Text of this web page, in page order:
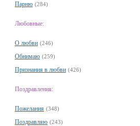
Парню (284)
Любовные:
О любви (246)
Обнимаю (259)
Признания в любви (426)
Поздравления:
Пожелания (348)
Поздравляю (243)